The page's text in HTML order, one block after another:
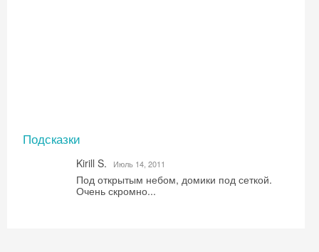
Подсказки
Kirill S. Июль 14, 2011
Под открытым небом, домики под сеткой.
Очень скромно...
Получить промокод